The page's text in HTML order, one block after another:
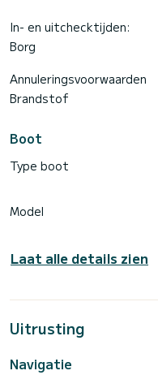
In- en uitchecktijden:
Borg
Annuleringsvoorwaarden
Brandstof
Boot
Type boot
Model
Laat alle details zien
Uitrusting
Navigatie